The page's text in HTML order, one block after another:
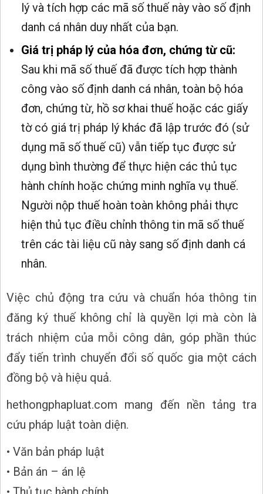
lý và tích hợp các mã số thuế này vào số định
danh cá nhân duy nhất của bạn.
Giá trị pháp lý của hóa đơn, chứng từ cũ:
Sau khi mã số thuế đã được tích hợp thành
công vào số định danh cá nhân, toàn bộ hóa
đơn, chứng từ, hồ sơ khai thuế hoặc các giấy
tờ có giá trị pháp lý khác đã lập trước đó (sử
dụng mã số thuế cũ) vẫn tiếp tục được sử
dụng bình thường để thực hiện các thủ tục
hành chính hoặc chứng minh nghĩa vụ thuế.
Người nộp thuế hoàn toàn không phải thực
hiện thủ tục điều chỉnh thông tin mã số thuế
trên các tài liệu cũ này sang số định danh cá
nhân.
Việc chủ động tra cứu và chuẩn hóa thông tin
đăng ký thuế không chỉ là quyền lợi mà còn là
trách nhiệm của mỗi công dân, góp phần thúc
đẩy tiến trình chuyển đổi số quốc gia một cách
đồng bộ và hiệu quả.
hethongphapluat.com mang đến nền tảng tra
cứu pháp luật toàn diện.
• Văn bản pháp luật
• Bản án – án lệ